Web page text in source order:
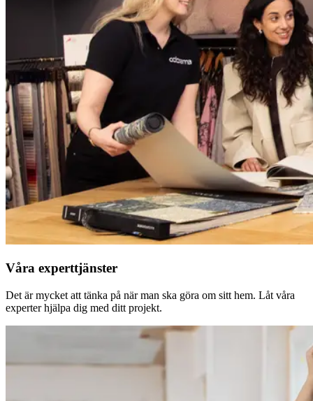
Våra experttjänster
Det är mycket att tänka på när man ska göra om sitt hem. Låt våra
experter hjälpa dig med ditt projekt.